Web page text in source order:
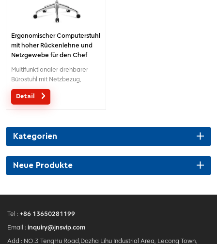
Ergonomischer Computerstuhl
mit hoher Rückenlehne und
Netzgewebe für den Chef
Multifunktionaler drehbarer
Bürostuhl mit Netzbezug,
Kopfstütze und verstellbarer
Lendenwirbelstütze
Detail
Kategorien
Neue Produkte
Tel : +86 13650281199
Email : inquiry@jnsvip.com
Add : NO.3 TengHu Road,Dazha Lihu Industrial Area, Lecong Town,